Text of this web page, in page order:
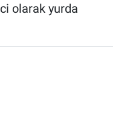
olarak yurda